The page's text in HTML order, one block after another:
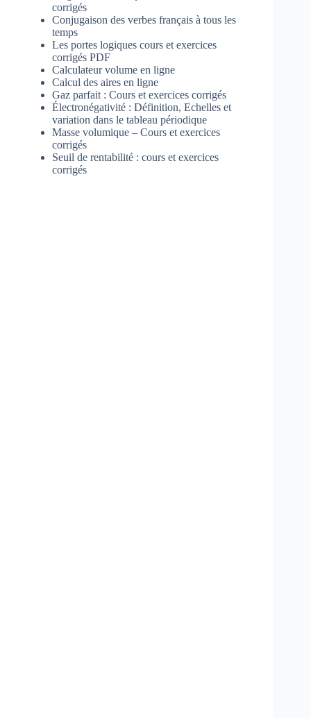
corrigés
Conjugaison des verbes français à tous les
temps
Les portes logiques cours et exercices
corrigés PDF
Calculateur volume en ligne
Calcul des aires en ligne
Gaz parfait : Cours et exercices corrigés
Électronégativité : Définition, Echelles et
variation dans le tableau périodique
Masse volumique – Cours et exercices
corrigés
Seuil de rentabilité : cours et exercices
corrigés